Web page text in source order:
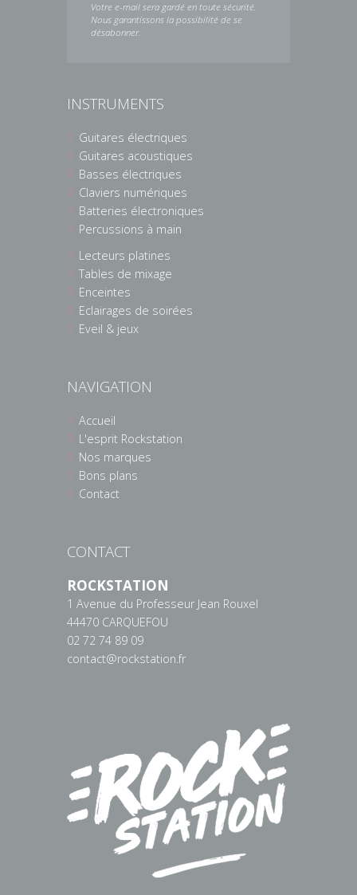
Votre e-mail sera gardé en toute sécurité.
Nous garantissons la possibilité de se
désabonner.
INSTRUMENTS
Guitares électriques
Guitares acoustiques
Basses électriques
Claviers numériques
Batteries électroniques
Percussions à main
Lecteurs platines
Tables de mixage
Enceintes
Eclairages de soirées
Eveil & jeux
NAVIGATION
Accueil
L'esprit Rockstation
Nos marques
Bons plans
Contact
CONTACT
ROCKSTATION
1 Avenue du Professeur Jean Rouxel
44470 CARQUEFOU
02 72 74 89 09
contact@rockstation.fr